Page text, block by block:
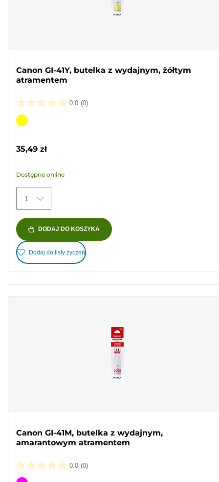
Canon GI-41Y, butelka z wydajnym, żółtym
atramentem
0.0 (0)
0.0
na
Wkład
35,49 zł
Dostępne online
1
DODAJ DO KOSZYKA
Dodaj do listy życzeń
Canon GI-41M, butelka z wydajnym,
amarantowym atramentem
0.0 (0)
0.0